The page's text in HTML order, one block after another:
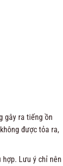
gây ra tiếng ồn
được tỏa ra,
Lưu ý chỉ nên